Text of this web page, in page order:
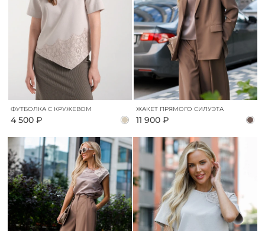
ФУТБОЛКА С КРУЖЕВОМ
4 500 ₽
ЖАКЕТ ПРЯМОГО СИЛУЭТА
11 900 ₽